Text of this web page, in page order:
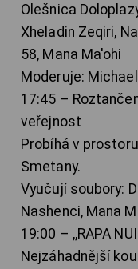
Olešnica
Xheladin Zeqiri,
58, Mana Ma'ohi
Moderuje:
17:45 –
veřejnost
Probíhá v
Smetany.
Vyučují soubory:
Nashenci, Mana
19:00 – ,,RAPA
Nejzáhadnější